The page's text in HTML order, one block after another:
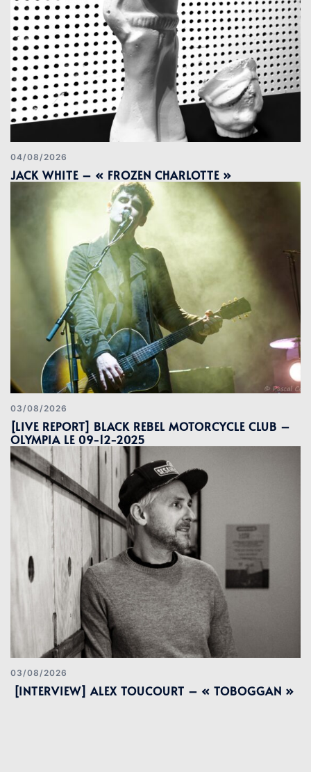
04/08/2026
JACK WHITE – « FROZEN CHARLOTTE »
03/08/2026
[LIVE REPORT] BLACK REBEL MOTORCYCLE CLUB –
OLYMPIA LE 09-12-2025
03/08/2026
[INTERVIEW] ALEX TOUCOURT – « TOBOGGAN »